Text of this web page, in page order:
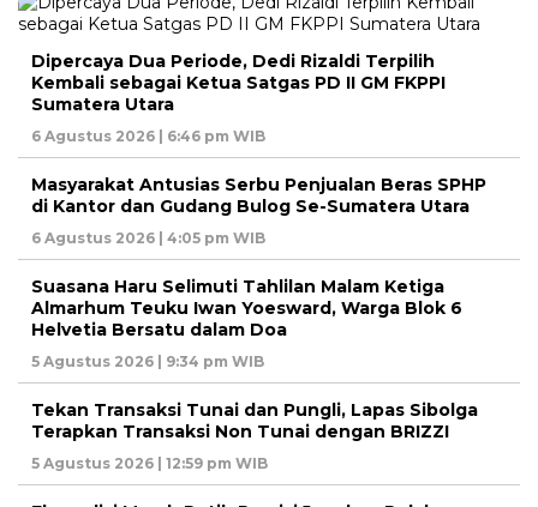
Dipercaya Dua Periode, Dedi Rizaldi Terpilih
Kembali sebagai Ketua Satgas PD II GM FKPPI
Sumatera Utara
6 Agustus 2026 | 6:46 pm WIB
Masyarakat Antusias Serbu Penjualan Beras SPHP
di Kantor dan Gudang Bulog Se-Sumatera Utara
6 Agustus 2026 | 4:05 pm WIB
Suasana Haru Selimuti Tahlilan Malam Ketiga
Almarhum Teuku Iwan Yoesward, Warga Blok 6
Helvetia Bersatu dalam Doa
5 Agustus 2026 | 9:34 pm WIB
Tekan Transaksi Tunai dan Pungli, Lapas Sibolga
Terapkan Transaksi Non Tunai dengan BRIZZI
5 Agustus 2026 | 12:59 pm WIB